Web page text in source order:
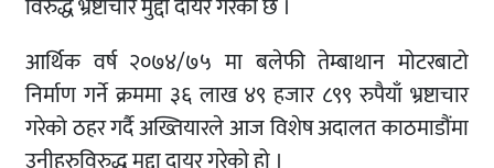
विरुद्ध भ्रष्टाचार मुद्दा दायर गरेको छ ।
आर्थिक वर्ष २०७४/७५ मा बलेफी तेम्बाथान मोटरबाटो
निर्माण गर्ने क्रममा ३६ लाख ४९ हजार ८९९ रुपैयाँ भ्रष्टाचार
गरेको ठहर गर्दै अख्तियारले आज विशेष अदालत काठमाडौंमा